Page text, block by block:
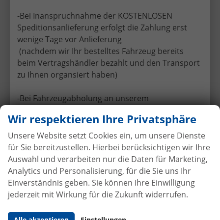
Volkswagen T7 Transporter
Volkswagen T7 Transporter Kastenwagen
Wir respektieren Ihre Privatsphäre
Unsere Website setzt Cookies ein, um unsere Dienste
für Sie bereitzustellen. Hierbei berücksichtigen wir Ihre
Auswahl und verarbeiten nur die Daten für Marketing,
Analytics und Personalisierung, für die Sie uns Ihr
Einverständnis geben. Sie können Ihre Einwilligung
jederzeit mit Wirkung für die Zukunft widerrufen.
-Bei Inanspruchnahme der KOSTENLOSEN
Speditionsanlieferung erfolgt die Zahlung erst
wenige Tage vor Anlieferung
(nachdem wir Ihr bestelltes Fahrzeug bereits
beim Vertragshändler bezahlt und den Transport
zu Ihnen organsiert haben)
-Bei Fahrzeugabholung an unserem
können Sie Ihr Fahrzeug nach Prüfung
per Echtzeit-Überweisung bezahlen
Wir empfehlen Ihnen, bei Angebotsvergleichen
gezielt nachzufragen, ob beim Mitbewerber eine
Anzahlung verlangt wird – und zu welchem
Zeitpunkt diese fällig ist.
Unsere klare Haltung:Von Anzahlungen vor